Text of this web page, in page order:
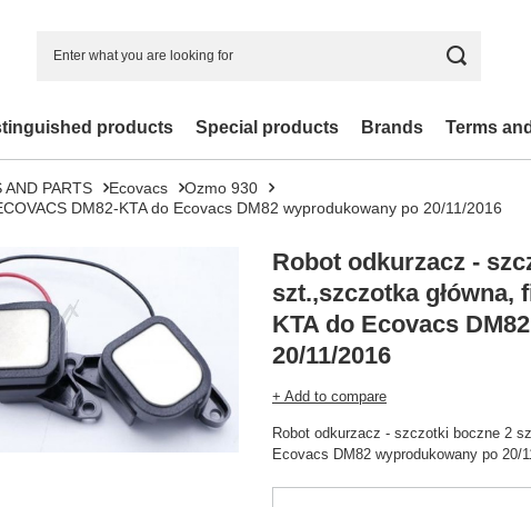
products Special products Brands Terms
AND PARTS Ecovacs
Ozmo 930
DM82-KTA do Ecovacs DM82 wyprodukowany po 20/11/2016
Robot odkurzacz -
szt.,szczotka główna,
KTA do Ecovacs
20/11/2016
+ Add to compare
Robot odkurzacz - szczotki boczne 2
Ecovacs DM82 wyprodukowany po 20/